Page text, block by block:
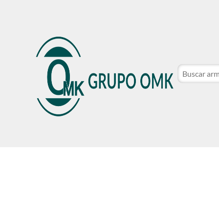
CATÁLOGO DE MARCAS